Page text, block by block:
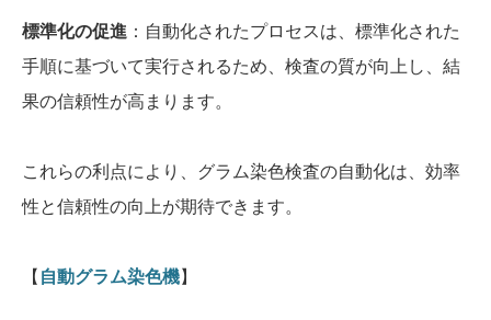
標準化の促進 ：自動化されたプロセスは、標準化された
手順に基づいて実行されるため、検査の質が向上し、結
果の信頼性が高まります。
これらの利点により、グラム染色検査の自動化は、効率
性と信頼性の向上が期待できます。
【 自動グラム染色機】